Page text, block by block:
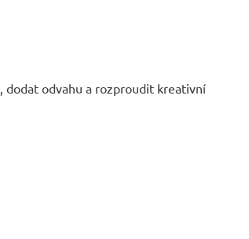
, dodat odvahu a rozproudit kreativní